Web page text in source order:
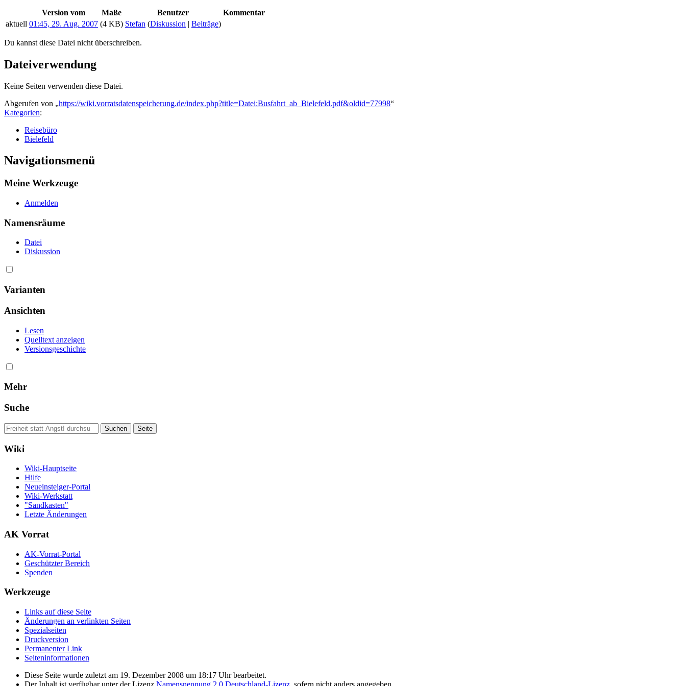
Version vom Maße Benutzer
Kommentar
aktuell 01:45, 29. Aug. 2007 (4 KB) Stefan (Diskussion | Beiträge)
Du kannst diese Datei nicht überschreiben.
Dateiverwendung
Keine Seiten verwenden diese Datei.
Abgerufen von „https://wiki.vorratsdatenspeicherung.de/index.php?title=Datei:Busfahrt_ab_Bielefeld.pdf&oldid=77998“
Kategorien:
Reisebüro
Bielefeld
Navigationsmenü
Meine Werkzeuge
Anmelden
Namensräume
Datei
Diskussion
Varianten
Ansichten
Lesen
Quelltext anzeigen
Versionsgeschichte
Mehr
Suche
Wiki
Wiki-Hauptseite
Hilfe
Neueinsteiger-Portal
Wiki-Werkstatt
"Sandkasten"
Letzte Änderungen
AK Vorrat
AK-Vorrat-Portal
Geschützter Bereich
Spenden
Werkzeuge
Links auf diese Seite
Änderungen an verlinkten Seiten
Spezialseiten
Druckversion
Permanenter Link
Seiten­­informationen
Diese Seite wurde zuletzt am 19. Dezember 2008 um 18:17 Uhr bearbeitet.
Der Inhalt ist verfügbar unter der Lizenz Namensnennung 2.0 Deutschland-Lizenz , sofern nicht anders angegeben.